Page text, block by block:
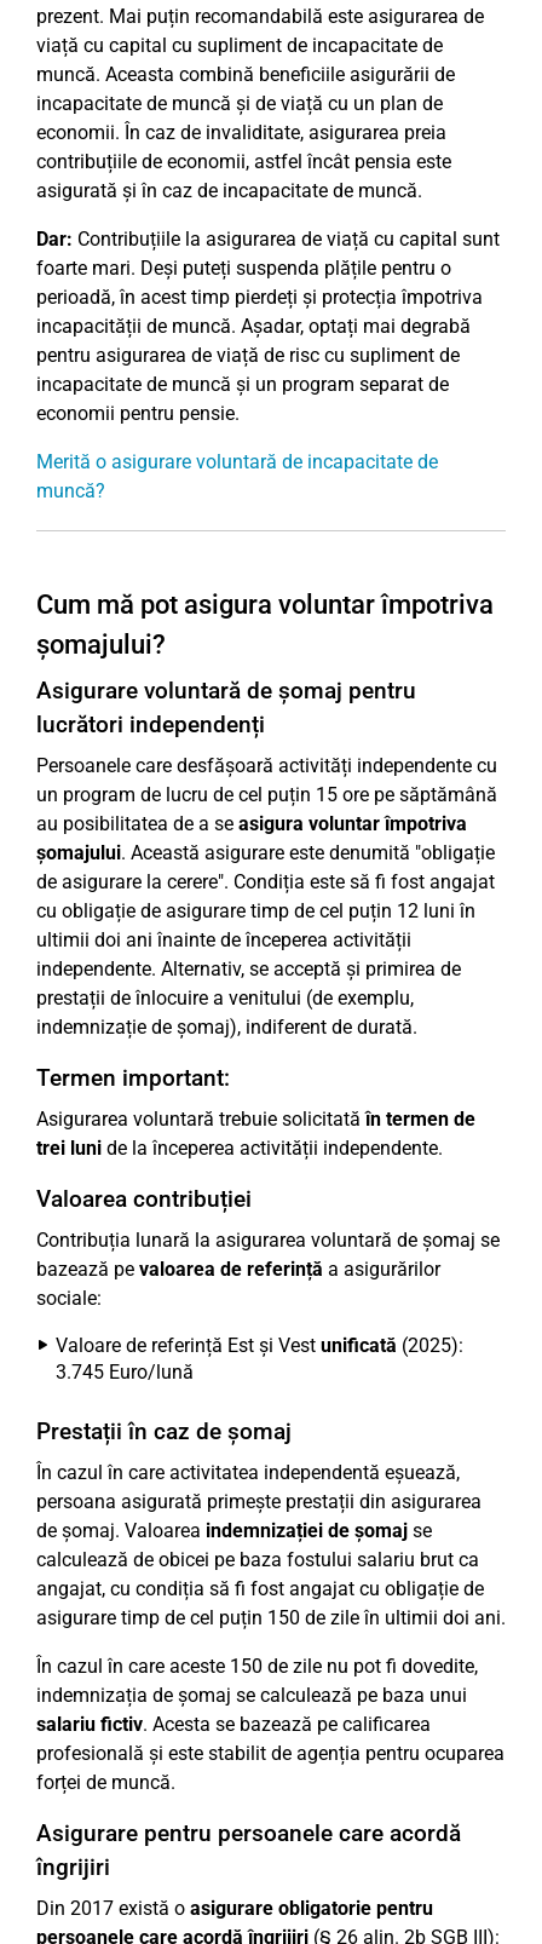
prezent. Mai puțin recomandabilă este asigurarea de
viață cu capital cu supliment de incapacitate de
muncă. Aceasta combină beneficiile asigurării de
incapacitate de muncă și de viață cu un plan de
economii. În caz de invaliditate, asigurarea preia
contribuțiile de economii, astfel încât pensia este
asigurată și în caz de incapacitate de muncă.
Dar: Contribuțiile la asigurarea de viață cu capital sunt
foarte mari. Deși puteți suspenda plățile pentru o
perioadă, în acest timp pierdeți și protecția împotriva
incapacității de muncă. Așadar, optați mai degrabă
pentru asigurarea de viață de risc cu supliment de
incapacitate de muncă și un program separat de
economii pentru pensie.
Merită o asigurare voluntară de incapacitate de
muncă?
Cum mă pot asigura voluntar împotriva
șomajului?
Asigurare voluntară de șomaj pentru
lucrători independenți
Persoanele care desfășoară activități independente cu
un program de lucru de cel puțin 15 ore pe săptămână
au posibilitatea de a se asigura voluntar împotriva
șomajului. Această asigurare este denumită "obligație
de asigurare la cerere". Condiția este să fi fost angajat
cu obligație de asigurare timp de cel puțin 12 luni în
ultimii doi ani înainte de începerea activității
independente. Alternativ, se acceptă și primirea de
prestații de înlocuire a venitului (de exemplu,
indemnizație de șomaj), indiferent de durată.
Termen important:
Asigurarea voluntară trebuie solicitatăîn termen de
trei luni de la începerea activității independente.
Valoarea contribuției
Contribuția lunară la asigurarea voluntară de șomaj se
bazează pe valoarea de referință a asigurărilor
sociale:
Valoare de referință Est și Vest unificată (2025):
3.745 Euro/lună
Prestații în caz de șomaj
În cazul în care activitatea independentă eșuează,
persoana asigurată primește prestații din asigurarea
de șomaj. Valoarea indemnizației de șomaj se
calculează de obicei pe baza fostului salariu brut ca
angajat, cu condiția să fi fost angajat cu obligație de
asigurare timp de cel puțin 150 de zile în ultimii doi ani.
În cazul în care aceste 150 de zile nu pot fi dovedite,
indemnizația de șomaj se calculează pe baza unui
salariu fictiv. Acesta se bazează pe calificarea
profesională și este stabilit de agenția pentru ocuparea
forței de muncă.
Asigurare pentru persoanele care acordă
îngrijiri
Din 2017 există o asigurare obligatorie pentru
persoanele care acordă îngrijiri (§ 26 alin. 2b SGB III):